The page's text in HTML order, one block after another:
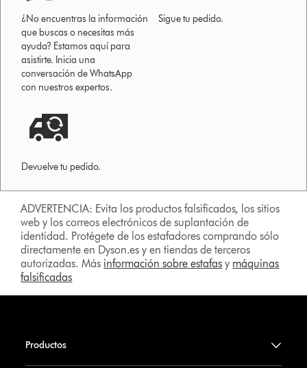
¿No encuentras la información
que buscas o necesitas más
ayuda? Estamos aquí para
asistirte. Inicia una
conversación de WhatsApp
con nuestros expertos.
Sigue tu pedido.
Devuelve tu pedido.
ADVERTENCIA: Evita los productos falsificados, los sitios
web y los correos electrónicos de suplantación de
identidad. Protégete de los estafadores comprando sólo
directamente en Dyson.es y en tiendas de terceros
autorizadas. Más información sobre estafas y máquinas
falsificadas
Productos